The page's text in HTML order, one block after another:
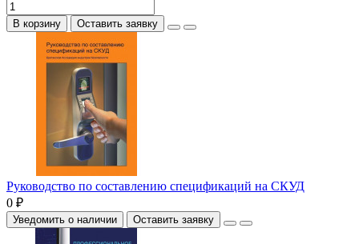
В корзину Оставить заявку
Руководство по составлению спецификаций на СКУД
0 ₽
Уведомить о наличии Оставить заявку